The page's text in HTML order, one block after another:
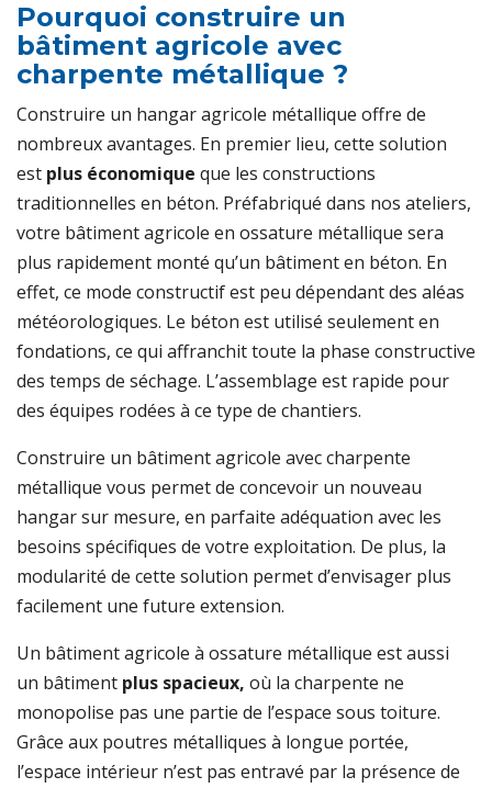
Pourquoi construire un
bâtiment agricole avec
charpente métallique ?
Construire un hangar agricole métallique offre de
nombreux avantages. En premier lieu, cette solution
est plus économique que les constructions
traditionnelles en béton. Préfabriqué dans nos ateliers,
votre bâtiment agricole en ossature métallique sera
plus rapidement monté qu’un bâtiment en béton. En
effet, ce mode constructif est peu dépendant des aléas
météorologiques. Le béton est utilisé seulement en
fondations, ce qui affranchit toute la phase constructive
des temps de séchage. L’assemblage est rapide pour
des équipes rodées à ce type de chantiers.
Construire un bâtiment agricole avec charpente
métallique vous permet de concevoir un nouveau
hangar sur mesure, en parfaite adéquation avec les
besoins spécifiques de votre exploitation. De plus, la
modularité de cette solution permet d’envisager plus
facilement une future extension.
Un bâtiment agricole à ossature métallique est aussi
un bâtiment plus spacieux, où la charpente ne
monopolise pas une partie de l’espace sous toiture.
Grâce aux poutres métalliques à longue portée,
l’espace intérieur n’est pas entravé par la présence de